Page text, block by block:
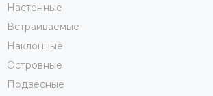
Настенные
Встраиваемые
Наклонные
Островные
Подвесные